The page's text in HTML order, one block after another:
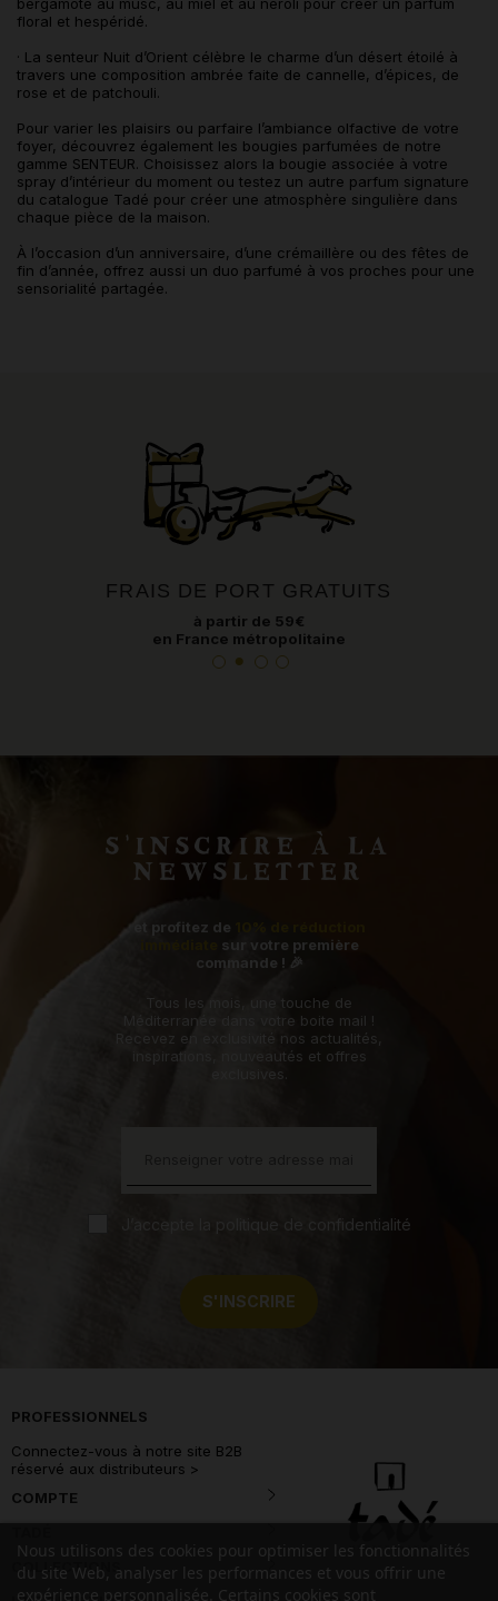
bergamote au musc, au miel et au néroli pour créer un parfum
floral et hespéridé.
· La senteur Nuit d’Orient célèbre le charme d’un désert étoilé à
travers une composition ambrée faite de cannelle, d’épices, de
rose et de patchouli.
Pour varier les plaisirs ou parfaire l’ambiance olfactive de votre
foyer, découvrez également les bougies parfumées de notre
gamme SENTEUR. Choisissez alors la bougie associée à votre
spray d’intérieur du moment ou testez un autre parfum signature
du catalogue Tadé pour créer une atmosphère singulière dans
chaque pièce de la maison.
À l’occasion d’un anniversaire, d’une crémaillère ou des fêtes de
fin d’année, offrez aussi un duo parfumé à vos proches pour une
sensorialité partagée.
FRAIS DE PORT GRATUITS
à partir de 59€
en France métropolitaine
S'INSCRIRE À LA
NEWSLETTER
et profitez de
sur votre première
commande ! 🎉
Tous les mois, une touche de
Méditerranée dans votre boite mail !
Recevez en exclusivité nos actualités,
inspirations, nouveautés et offres
exclusives.
S'INSCRIRE
J’accepte la politique de confidentialité
PROFESSIONNELS
Connectez-vous à notre site B2B
réservé aux distributeurs >
COMPTE
COLLECTIONS
Nous utilisons des cookies pour optimiser les fonctionnalités
du site Web, analyser les performances et vous offrir une
expérience personnalisée. Certains cookies sont